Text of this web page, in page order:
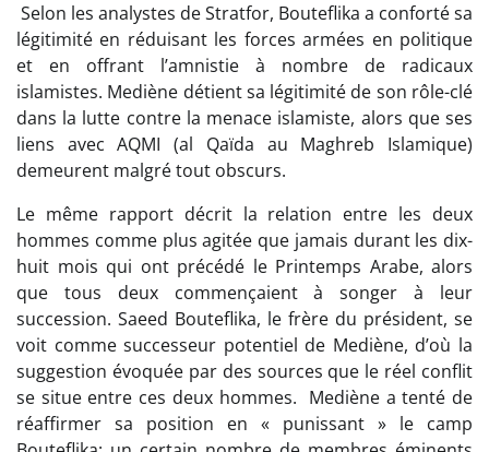
Selon les analystes de Stratfor, Bouteflika a conforté sa
légitimité en réduisant les forces armées en politique
et en offrant l’amnistie à nombre de radicaux
islamistes. Mediène détient sa légitimité de son rôle-clé
dans la lutte contre la menace islamiste, alors que ses
liens avec AQMI (al Qaïda au Maghreb Islamique)
demeurent malgré tout obscurs.
Le même rapport décrit la relation entre les deux
hommes comme plus agitée que jamais durant les dix-
huit mois qui ont précédé le Printemps Arabe, alors
que tous deux commençaient à songer à leur
succession. Saeed Bouteflika, le frère du président, se
voit comme successeur potentiel de Mediène, d’où la
suggestion évoquée par des sources que le réel conflit
se situe entre ces deux hommes. Mediène a tenté de
réaffirmer sa position en « punissant » le camp